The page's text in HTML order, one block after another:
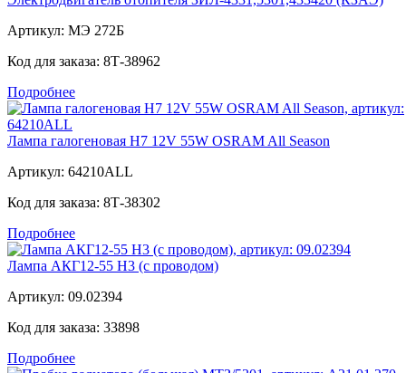
Артикул: МЭ 272Б
Код для заказа: 8Т-38962
Подробнее
Лампа галогеновая Н7 12V 55W OSRAM All Season
Артикул: 64210ALL
Код для заказа: 8Т-38302
Подробнее
Лампа АКГ12-55 Н3 (с проводом)
Артикул: 09.02394
Код для заказа: 33898
Подробнее